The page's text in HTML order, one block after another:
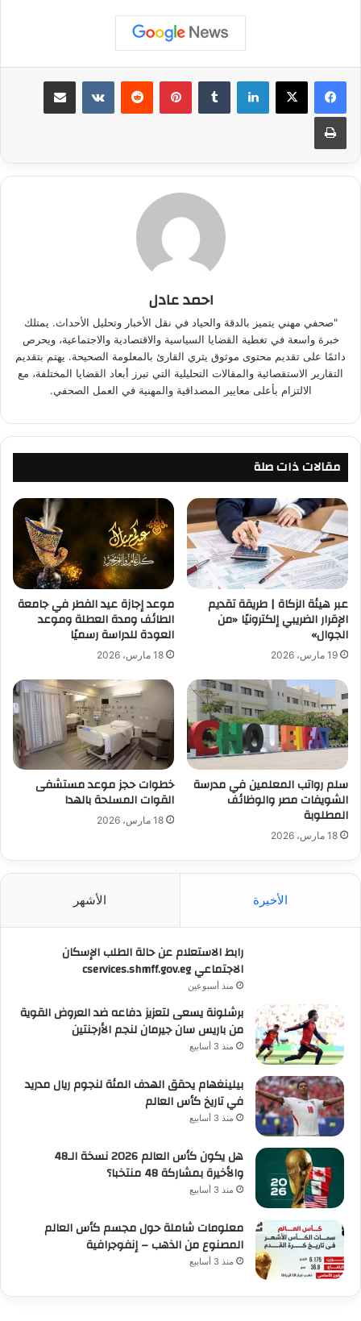
لينكدإن بينتيريست مشاركة عبر البريد
طباعة
احمد عادل
"صحفي مهني يتميز بالدقة والحياد في نقل الأخبار وتحليل الأحداث. يمتلك
خبرة واسعة في تغطية القضايا السياسية والاقتصادية والاجتماعية، ويحرص
دائمًا على تقديم محتوى موثوق يثري القارئ بالمعلومة الصحيحة. يهتم بتقديم
التقارير الاستقصائية والمقالات التحليلية التي تبرز أبعاد القضايا المختلفة، مع
الالتزام بأعلى معايير المصداقية والمهنية في العمل الصحفي.
مقالات ذات صلة
عبر هيئة الزكاة | طريقة تقديم
الإقرار الضريبي إلكترونيًا «من
الجوال»
19 مارس، 2026
موعد إجازة عيد الفطر في جامعة
الطائف ومدة العطلة وموعد
العودة للدراسة رسميًا
18 مارس، 2026
سلم رواتب المعلمين في مدرسة
الشويفات مصر والوظائف
المطلوبة
18 مارس، 2026
خطوات حجز موعد مستشفى
القوات المسلحة بالهدا
18 مارس، 2026
الأخيرة الأشهر
رابط الاستعلام عن حالة الطلب الإسكان
الاجتماعي cservices.shmff.gov.eg
منذ أسبوعين
برشلونة يسعى لتعزيز دفاعه ضد العروض القوية
من باريس سان جيرمان لنجم الأرجنتين
منذ 3 أسابيع
بيلينغهام يحقق الهدف المئة لنجوم ريال مدريد
في تاريخ كأس العالم
منذ 3 أسابيع
هل يكون كأس العالم 2026 نسخة الـ48
والأخيرة بمشاركة 48 منتخبا؟
منذ 3 أسابيع
معلومات شاملة حول مجسم كأس العالم
المصنوع من الذهب – إنفوجرافية
منذ 3 أسابيع